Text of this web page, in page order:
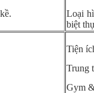
Loại
biệt
Tiện
Trung
Gym